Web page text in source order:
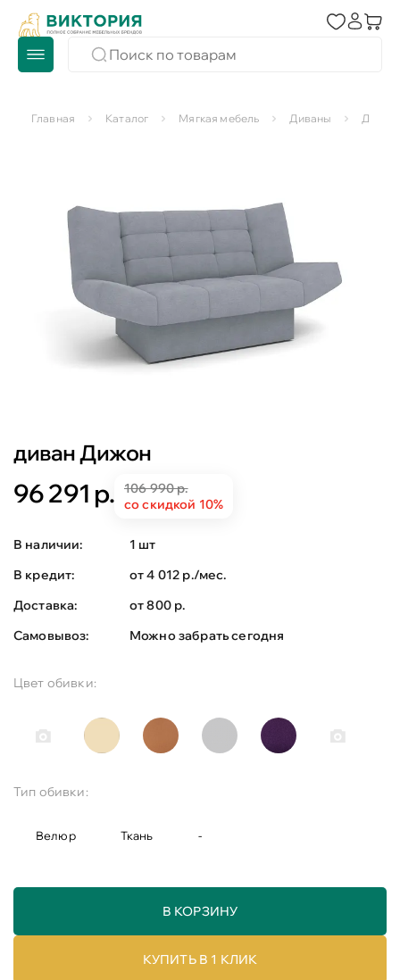
Главная Каталог Мягкая мебель Диваны
диван Дижон
96 291 р.
106 990 р.
со скидкой 10%
В наличии:
1 шт
В кредит:
от 4 012 р./мес.
Доставка:
от 800 р.
Самовывоз:
Можно забрать сегодня
Цвет обивки:
Тип обивки:
Велюр Ткань -
В КОРЗИНУ
КУПИТЬ В 1 КЛИК